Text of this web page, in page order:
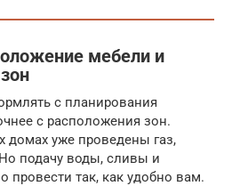
мебели и
с планирования
с расположения зон.
домах уже проведены газ,
подачу воды, сливы и
провести так, как удобно вам.